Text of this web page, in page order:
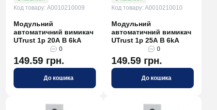
Код товару: A0010210009
Модульний
автоматичний вимикач
UTrust 1р 20А B 6kА
0
149.59 грн.
До кошика
Код товару: A0010210010
Модульний
автоматичний вимикач
UTrust 1р 25А B 6kА
0
149.59 грн.
До кошика